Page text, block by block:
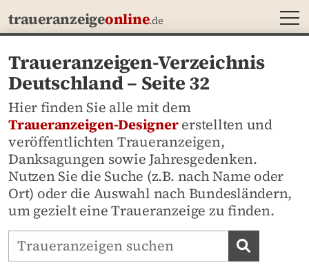
traueranzeigeonline.de
Traueranzeigen-Verzeichnis
Deutschland – Seite 32
Hier finden Sie alle mit dem
Traueranzeigen-Designererstellten und
veröffentlichten Traueranzeigen,
Danksagungen sowie Jahresgedenken.
Nutzen Sie die Suche (z.B. nach Name oder
Ort) oder die Auswahl nach Bundesländern,
um gezielt eine Traueranzeige zu finden.
Traueranzeigen-Portal durchsuchen